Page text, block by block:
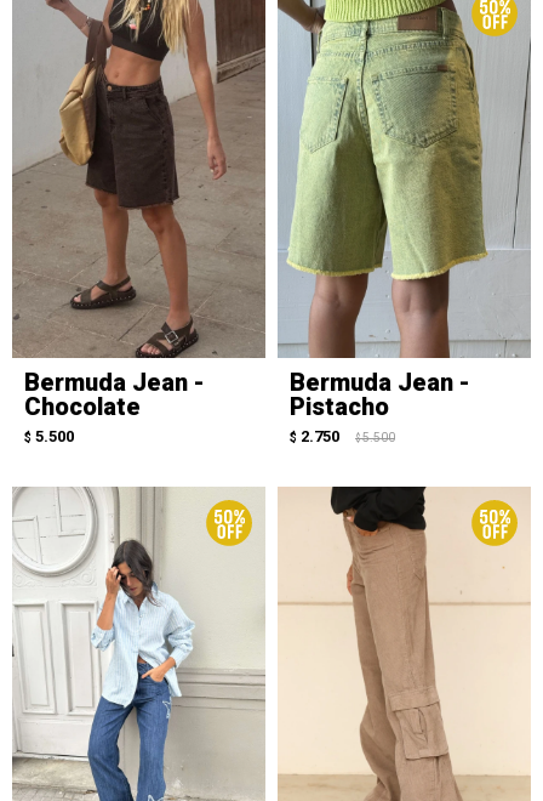
Bermuda Jean -
Chocolate
$ 5.500
Bermuda Jean -
Pistacho
$ 2.750 $ 5.500